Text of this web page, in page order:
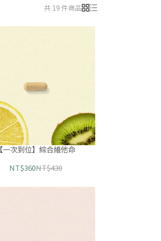
共 19 件商品
【一次到位】綜合維他命
NT$360NT$430